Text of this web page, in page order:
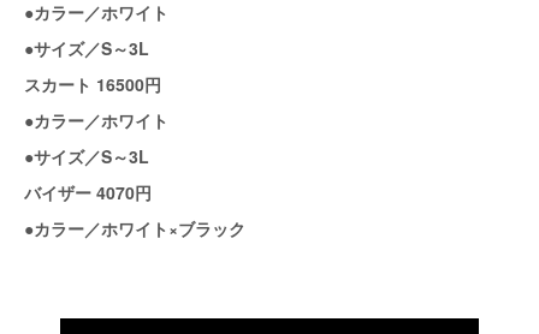
●カラー／ホワイト
●サイズ／S～3L
スカート 16500円
●カラー／ホワイト
●サイズ／S～3L
バイザー 4070円
●カラー／ホワイト×ブラック